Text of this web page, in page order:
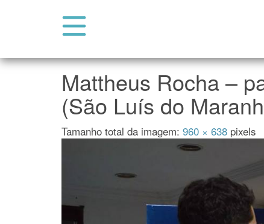
Pular para o conteúdo
Abrir Menu do Site
Mattheus Rocha –
(São Luís do
Tamanho total da imagem: 960 × 638 pixels